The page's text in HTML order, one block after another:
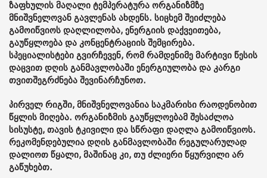
ზაფხულის მაღალი ტემპერატურა ორგანიზმზე
მნიშვნელოვან გავლენას ახდენს. სიცხემ შეიძლება
გამოიწვიოს დაღლილობა, ენერგიის დაქვეითება,
გაუწყლოება და კონცენტრაციის შემცირება.
სპეციალისტები გვირჩევენ, რომ რამდენიმე მარტივი წესის
დაცვით დღის განმავლობაში ენერგიულობა და კარგი
თვითშეგრძნება შევინარჩუნოთ.
პირველ რიგში, მნიშვნელოვანია საკმარისი რაოდენობით
წყლის მიღება. ორგანიზმის გაუწყლოებამ შესაძლოა
სისუსტე, თავის ტკივილი და სწრაფი დაღლა გამოიწვიოს.
რეკომენდებულია დღის განმავლობაში რეგულარულად
დალიოთ წყალი, მაშინაც კი, თუ ძლიერი წყურვილი არ
გაწუხებთ.